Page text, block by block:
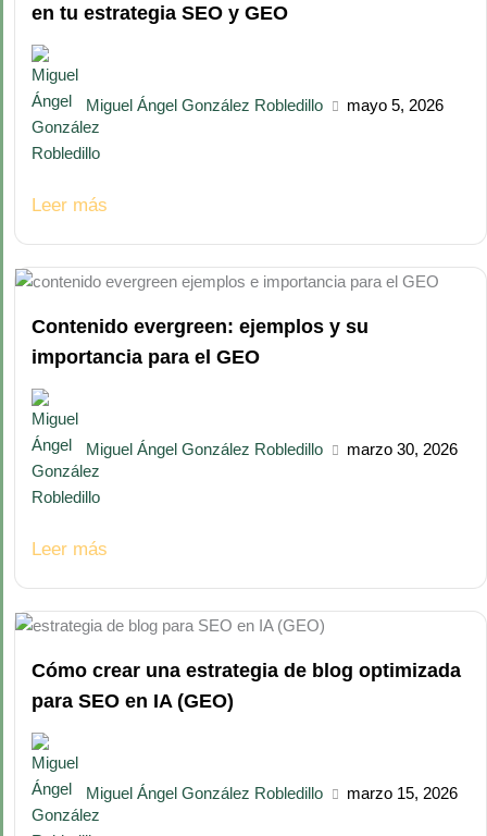
en tu estrategia SEO y GEO
Miguel Ángel González Robledillo mayo 5, 2026
Leer más
Contenido evergreen: ejemplos y su
importancia para el GEO
Miguel Ángel González Robledillo marzo 30, 2026
Leer más
Cómo crear una estrategia de blog optimizada
para SEO en IA (GEO)
Miguel Ángel González Robledillo marzo 15, 2026